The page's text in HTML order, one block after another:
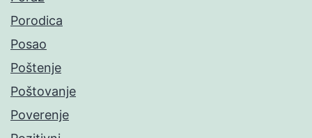
Porodica
Posao
Poštenje
Poštovanje
Poverenje